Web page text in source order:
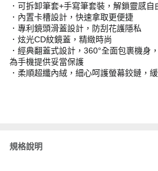
．可拆卸筆套+手寫筆套裝，解鎖靈感自
．內置卡槽設計，快速拿取更便捷
．專利鏡頭滑蓋設計，防刮花護隱私
．炫光CD紋鏡蓋，精緻時尚
．經典翻蓋式設計，360°全面包裹機身
為手機提供妥當保護
．柔順超纖內絨，細心呵護螢幕鉸鏈，
規格說明